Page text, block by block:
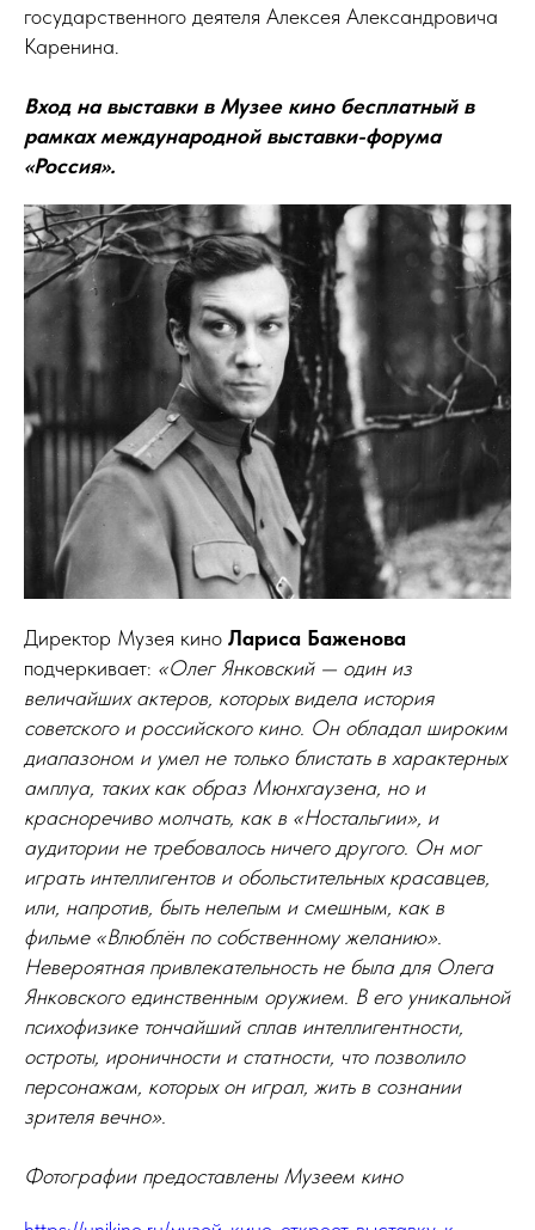
государственного деятеля Алексея Александровича
Каренина.
Вход на выставки в Музее кино бесплатный в
рамках международной выставки-форума
«Россия».
Директор Музея кино Лариса Баженова
подчеркивает: «Олег Янковский — один из
величайших актеров, которых видела история
советского и российского кино. Он обладал широким
диапазоном и умел не только блистать в характерных
амплуа, таких как образ Мюнхгаузена, но и
красноречиво молчать, как в «Ностальгии», и
аудитории не требовалось ничего другого. Он мог
играть интеллигентов и обольстительных красавцев,
или, напротив, быть нелепым и смешным, как в
фильме «Влюблён по собственному желанию».
Невероятная привлекательность не была для Олега
Янковского единственным оружием. В его уникальной
психофизике тончайший сплав интеллигентности,
остроты, ироничности и статности, что позволило
персонажам, которых он играл, жить в сознании
зрителя вечно».
Фотографии предоставлены Музеем кино